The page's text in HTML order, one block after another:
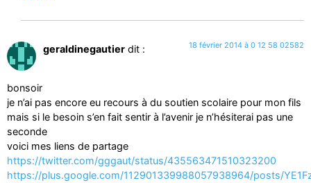
geraldinegautier dit : 18 février 2014 à 0 12 58 02582
bonsoir
je n’ai pas encore eu recours à du soutien scolaire pour mon fils
mais si le besoin s’en fait sentir à l’avenir je n’hésiterai pas une
seconde
voici mes liens de partage
https://twitter.com/gggaut/status/435563471510323200
https://plus.google.com/112901339988057938964/posts/